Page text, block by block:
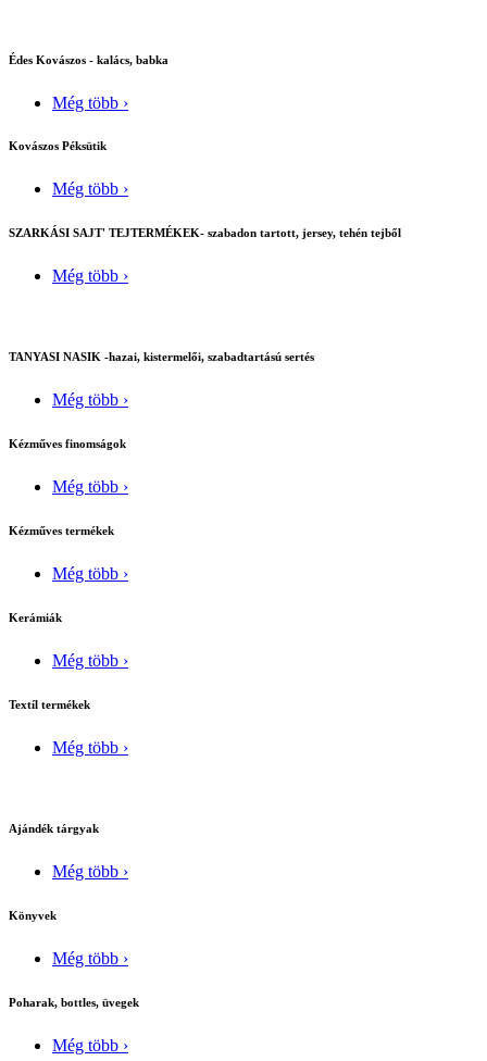
Édes Kovászos - kalács, babka
Még több ›
Kovászos Péksütik
Még több ›
SZARKÁSI SAJT' TEJTERMÉKEK- szabadon tartott, jersey, tehén tejből
Még több ›
TANYASI NASIK -hazai, kistermelői, szabadtartású sertés
Még több ›
Kézműves finomságok
Még több ›
Kézműves termékek
Még több ›
Kerámiák
Még több ›
Textíl termékek
Még több ›
Ajándék tárgyak
Még több ›
Könyvek
Még több ›
Poharak, bottles, üvegek
Még több ›